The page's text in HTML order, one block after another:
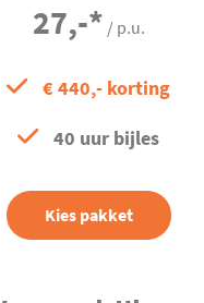
27,-* / p.u.
€ 440,- korting
40 uur bijles
Kies pakket